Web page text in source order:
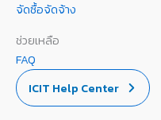
จัดซื้อจัดจ้าง
ช่วยเหลือ
FAQ
ICIT Help Center